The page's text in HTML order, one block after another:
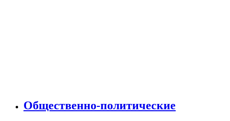
Общественно-политические